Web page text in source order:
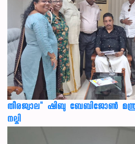
തീരജ്വാല" ഷിബു ബേബിജോൺ
നല്കി